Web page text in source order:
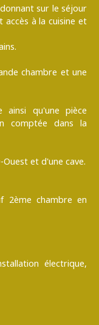
sur le séjour
accès à la cuisine et
chambre et une
ainsi qu'une pièce
comptée dans la
et d'une cave.
2ème chambre en
électrique,